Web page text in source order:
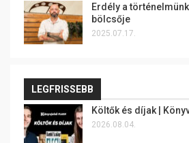
Erdély a
bölcsője
2025.07.17.
LEGFRISSEBB
Költők és díjak |
2026.08.04.